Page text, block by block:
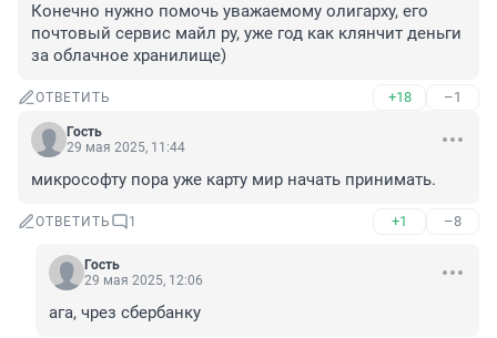
Конечно нужно помочь уважаемому олигарху, его
почтовый сервис майл ру, уже год как клянчит деньги
за облачное хранилище)
ОТВЕТИТЬ +18 –1
Гость
29 мая 2025, 11:44
микрософту пора уже карту мир начать принимать.
ОТВЕТИТЬ 1 +1 –8
Гость
29 мая 2025, 12:06
ага, чрез сбербанку